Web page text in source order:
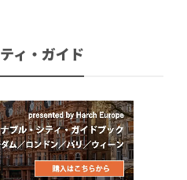
ィ・ガイド